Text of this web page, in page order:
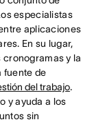
especialistas
aplicaciones
En su lugar,
cronogramas y la
fuente de
del trabajo.
y ayuda a los
sin